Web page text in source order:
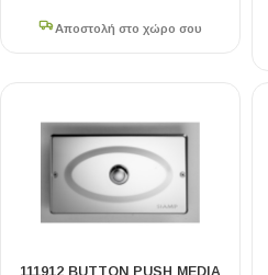
Αποστολή στο χώρο σου
111912 BUTTON PUSH MEDIA